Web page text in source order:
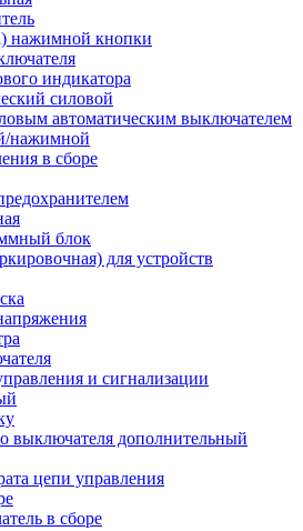
нажимной кнопки
индикатора
силовой
автоматическим выключателем
нажимной
в сборе
блок
для устройств
и сигнализации
выключателя дополнительный
цепи управления
в сборе